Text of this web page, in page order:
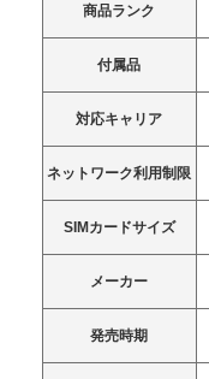
商品ランク
付属品
対応キャリア
ネットワーク利用制限
SIMカードサイズ
メーカー
発売時期